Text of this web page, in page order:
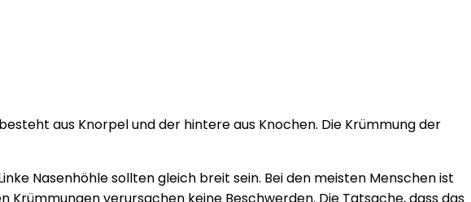
aus Knorpel und der hintere aus Knochen. Die Krümmung der
Nasenhöhle sollten gleich breit sein. Bei den meisten Menschen ist
verursachen keine Beschwerden. Die Tatsache, dass das